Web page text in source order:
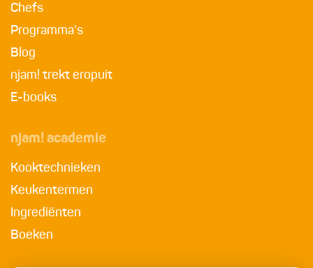
Chefs
Programma's
Blog
njam! trekt eropuit
E-books
njam! academie
Kooktechnieken
Keukentermen
Ingrediënten
Boeken